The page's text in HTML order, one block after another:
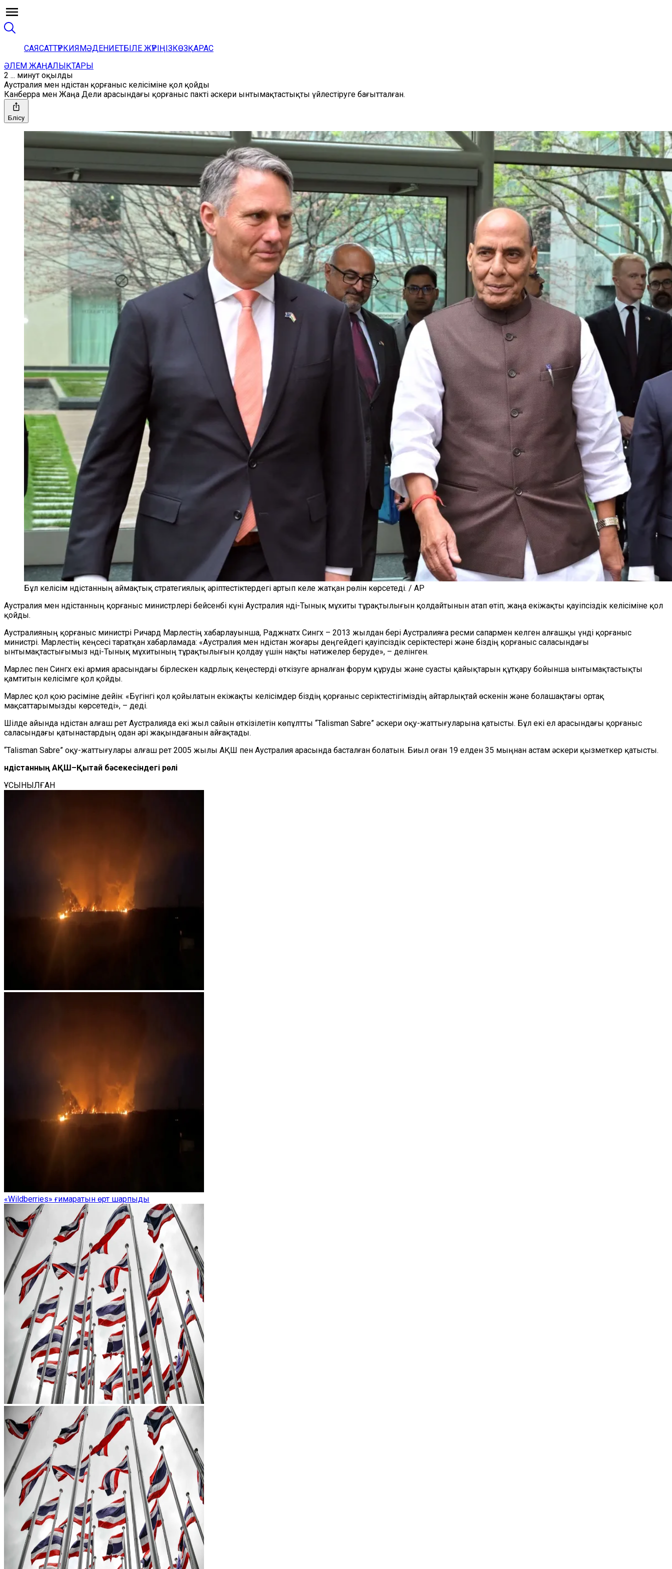
САЯСАТТҮРКИЯМӘДЕНИЕТБІЛЕ ЖҮРІҢІЗКӨЗҚАРАС
ӘЛЕМ ЖАҢАЛЫҚТАРЫ
2 ... минут оқылды
Аустралия мен Үндістан қорғаныс келісіміне қол қойды
Канберра мен Жаңа Дели арасындағы қорғаныс пакті әскери ынтымақтастықты үйлестіруге бағытталған.
Бөлісу
Бұл келісім Үндістанның аймақтық стратегиялық әріптестіктердегі артып келе жатқан рөлін көрсетеді. / AP
Аустралия мен Үндістанның қорғаныс министрлері бейсенбі күні Аустралия Үнді-Тынық мұхиты тұрақтылығын қолдайтынын атап өтіп, жаңа екіжақты қауіпсіздік келісіміне қол
қойды.
Аустралияның қорғаныс министрі Ричард Марлестің хабарлауынша, Раджнатх Сингх – 2013 жылдан бері Аустралияға ресми сапармен келген алғашқы үнді қорғаныс
министрі. Марлестің кеңсесі таратқан хабарламада: «Аустралия мен Үндістан жоғары деңгейдегі қауіпсіздік серіктестері және біздің қорғаныс саласындағы
ынтымақтастығымыз Үнді-Тынық мұхитының тұрақтылығын қолдау үшін нақты нәтижелер беруде», – делінген.
Марлес пен Сингх екі армия арасындағы бірлескен кадрлық кеңестерді өткізуге арналған форум құруды және суасты қайықтарын құтқару бойынша ынтымақтастықты
қамтитын келісімге қол қойды.
Марлес қол қою рәсіміне дейін: «Бүгінгі қол қойылатын екіжақты келісімдер біздің қорғаныс серіктестігіміздің айтарлықтай өскенін және болашақтағы ортақ
мақсаттарымызды көрсетеді», – деді.
Шілде айында Үндістан алғаш рет Аустралияда екі жыл сайын өткізілетін көпұлтты “Talisman Sabre” әскери оқу-жаттығуларына қатысты. Бұл екі ел арасындағы қорғаныс
саласындағы қатынастардың одан әрі жақындағанын айғақтады.
“Talisman Sabre” оқу-жаттығулары алғаш рет 2005 жылы АҚШ пен Аустралия арасында басталған болатын. Биыл оған 19 елден 35 мыңнан астам әскери қызметкер қатысты.
Үндістанның АҚШ–Қытай бәсекесіндегі рөлі
ҰСЫНЫЛҒАН
«Wildberries» ғимаратын өрт шарпыды